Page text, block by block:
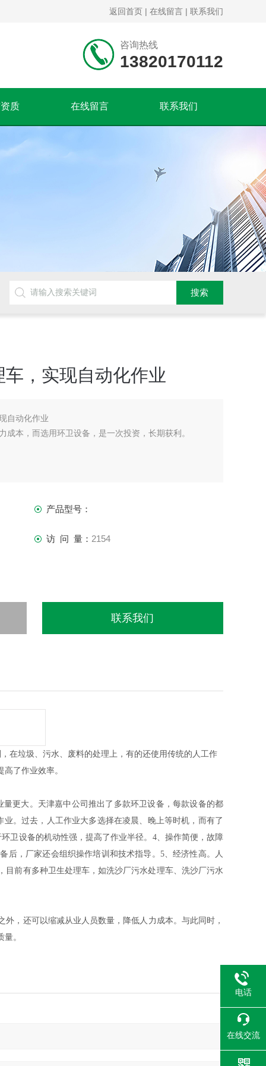
返回首页 | 在线留言 | 联系我们
咨询热线
13820170112
质 在线留言 联系我们
，实现自动化作业
自动化作业
本，而选用环卫设备，是一次投资，长期获利。
产品型号：
访 问 量： 2154
联系我们
在垃圾、污水、废料的处理上，有的还使用传统的人工作
了作业效率。
更大。天津嘉中公司推出了多款环卫设备，每款设备的都
。过去，人工作业大多选择在凌晨、晚上等时机，而有了
卫设备的机动性强，提高了作业半径。4、操作简便，故障
后，厂家还会组织操作培训和技术指导。5、经济性高。人
前有多种卫生处理车，如洗沙厂污水处理车、洗沙厂污水
外，还可以缩减从业人员数量，降低人力成本。与此同时，
。
电话
在线交流